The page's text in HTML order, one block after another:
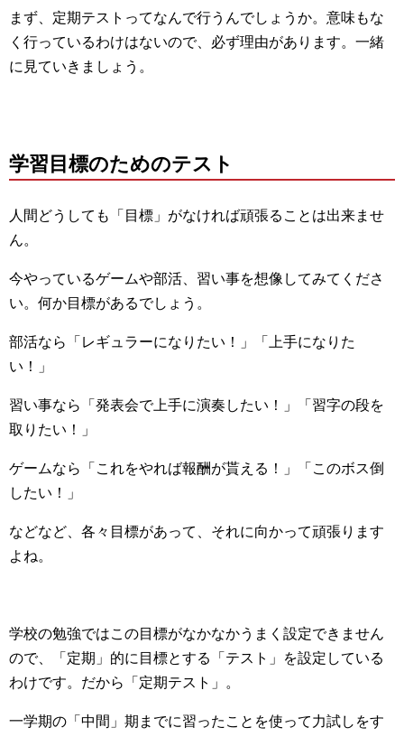
まず、定期テストってなんで行うんでしょうか。意味もな
く行っているわけはないので、必ず理由があります。一緒
に見ていきましょう。
学習目標のためのテスト
人間どうしても「目標」がなければ頑張ることは出来ませ
ん。
今やっているゲームや部活、習い事を想像してみてくださ
い。何か目標があるでしょう。
部活なら「レギュラーになりたい！」「上手になりた
い！」
習い事なら「発表会で上手に演奏したい！」「習字の段を
取りたい！」
ゲームなら「これをやれば報酬が貰える！」「このボス倒
したい！」
などなど、各々目標があって、それに向かって頑張ります
よね。
学校の勉強ではこの目標がなかなかうまく設定できません
ので、「定期」的に目標とする「テスト」を設定している
わけです。だから「定期テスト」。
一学期の「中間」期までに習ったことを使って力試しをす